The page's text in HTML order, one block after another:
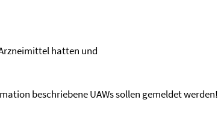
hatten und
beschriebene UAWs sollen gemeldet werden!